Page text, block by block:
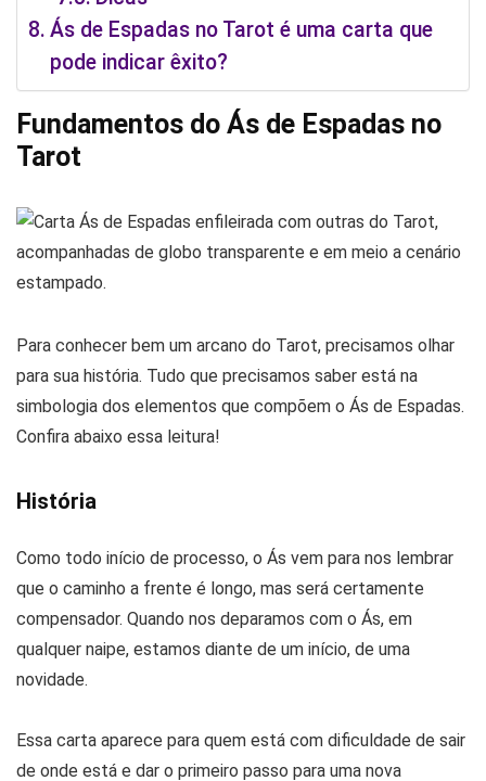
Ás de Espadas no Tarot é uma carta que
pode indicar êxito?
Fundamentos do Ás de Espadas no
Tarot
Para conhecer bem um arcano do Tarot, precisamos olhar
para sua história. Tudo que precisamos saber está na
simbologia dos elementos que compõem o Ás de Espadas.
Confira abaixo essa leitura!
História
Como todo início de processo, o Ás vem para nos lembrar
que o caminho a frente é longo, mas será certamente
compensador. Quando nos deparamos com o Ás, em
qualquer naipe, estamos diante de um início, de uma
novidade.
Essa carta aparece para quem está com dificuldade de sair
de onde está e dar o primeiro passo para uma nova